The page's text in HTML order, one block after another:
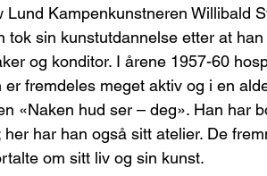
Kampenkunstneren Willibald
tok sin kunstutdannelse etter at
og konditor. I årene 1957-60
fremdeles meget aktiv og i en
«Naken hud ser – deg». Han har
har han også sitt atelier. De
om sitt liv og sin kunst.